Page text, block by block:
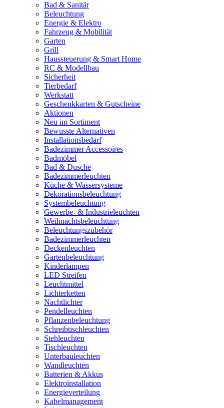
Bad & Sanitär
Beleuchtung
Energie & Elektro
Fahrzeug & Mobilität
Garten
Grill
Haussteuerung & Smart Home
RC & Modellbau
Sicherheit
Tierbedarf
Werkstatt
Geschenkkarten & Gutscheine
Aktionen
Neu im Sortiment
Bewusste Alternativen
Installationsbedarf
Badezimmer Accessoires
Badmöbel
Bad & Dusche
Badezimmerleuchten
Küche & Wassersysteme
Dekorationsbeleuchtung
Systembeleuchtung
Gewerbe- & Industrieleuchten
Weihnachtsbeleuchtung
Beleuchtungszubehör
Badezimmerleuchten
Deckenleuchten
Gartenbeleuchtung
Kinderlampen
LED Streifen
Leuchtmittel
Lichterketten
Nachtlichter
Pendelleuchten
Pflanzenbeleuchtung
Schreibtischleuchten
Stehleuchten
Tischleuchten
Unterbauleuchten
Wandleuchten
Batterien & Akkus
Elektroinstallation
Energieverteilung
Kabelmanagement